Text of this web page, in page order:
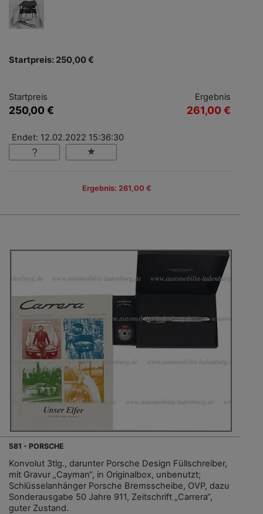
Startpreis: 250,00 €
Startpreis
250,00 €
Ergebnis
261,00 €
Endet: 12.02.2022 15:36:30
Ergebnis: 261,00 €
581 - PORSCHE
Konvolut 3tlg., darunter Porsche Design Füllschreiber,
mit Gravur „Cayman“, in Originalbox, unbenutzt;
Schlüsselanhänger Porsche Bremsscheibe, OVP, dazu
Sonderausgabe 50 Jahre 911, Zeitschrift „Carrera“,
guter Zustand.